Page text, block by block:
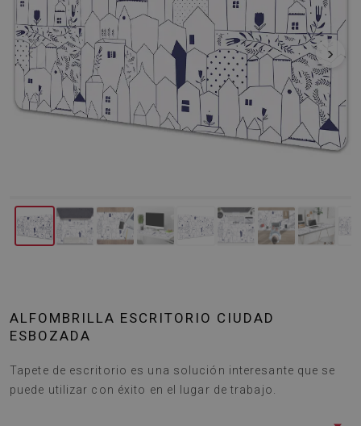
‹ ›
ALFOMBRILLA ESCRITORIO CIUDAD
ESBOZADA
Tapete de escritorio es una solución interesante que se
puede utilizar con éxito en el lugar de trabajo.